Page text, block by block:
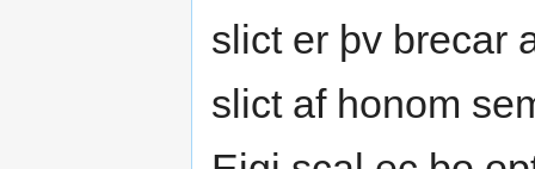
slict er þv brecar
slict af honom